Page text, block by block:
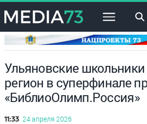
×
Ульяновские
регион в суперфинале
«БиблиоОлимп.Россия»
11:33 24 апреля 2026